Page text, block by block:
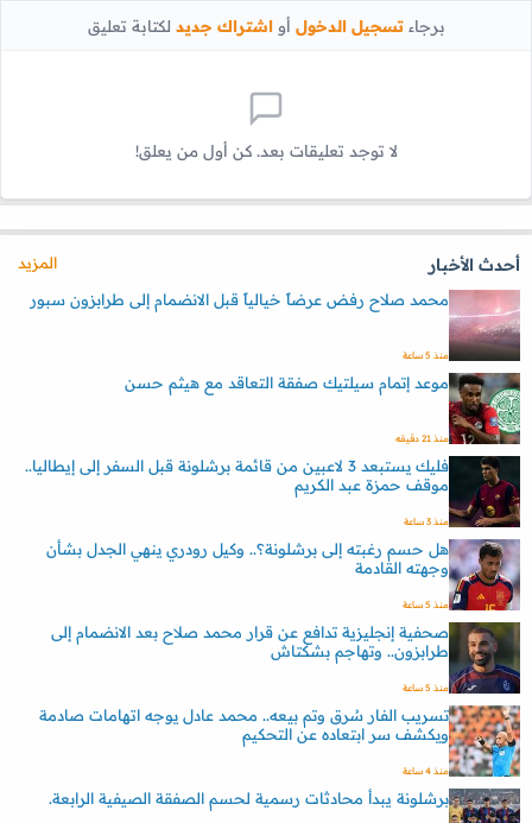
برجاءتسجيل الدخول أواشتراك جديد لكتابة تعليق
لا توجد تعليقات بعد. كن أول من يعلق!
أحدث الأخبار
المزيد
محمد صلاح رفض عرضاً خيالياً قبل الانضمام إلى طرابزون سبور
منذ 5 ساعة
موعد إتمام سيلتيك صفقة التعاقد مع هيثم حسن
منذ 21 دقيقه
فليك يستبعد 3 لاعبين من قائمة برشلونة قبل السفر إلى إيطاليا..
موقف حمزة عبد الكريم
منذ 3 ساعة
هل حسم رغبته إلى برشلونة؟.. وكيل رودري ينهي الجدل بشأن
وجهته القادمة
منذ 5 ساعة
صحفية إنجليزية تدافع عن قرار محمد صلاح بعد الانضمام إلى
طرابزون.. وتهاجم بشكتاش
منذ 5 ساعة
تسريب الفار سُرق وتم بيعه.. محمد عادل يوجه اتهامات صادمة
ويكشف سر ابتعاده عن التحكيم
منذ 4 ساعة
برشلونة يبدأ محادثات رسمية لحسم الصفقة الصيفية الرابعة.